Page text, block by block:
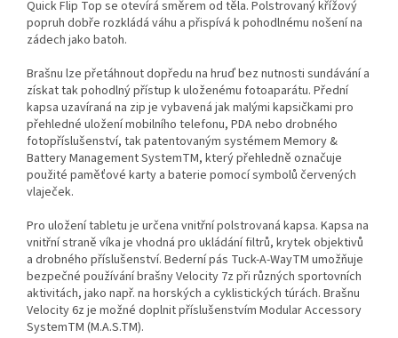
Quick Flip Top se otevírá směrem od těla. Polstrovaný křížový
popruh dobře rozkládá váhu a přispívá k pohodlnému nošení na
zádech jako batoh.
Brašnu lze přetáhnout dopředu na hruď bez nutnosti sundávání a
získat tak pohodlný přístup k uloženému fotoaparátu. Přední
kapsa uzavíraná na zip je vybavená jak malými kapsičkami pro
přehledné uložení mobilního telefonu, PDA nebo drobného
fotopříslušenství, tak patentovaným systémem Memory &
Battery Management SystemTM, který přehledně označuje
použité paměťové karty a baterie pomocí symbolů červených
vlaječek.
Pro uložení tabletu je určena vnitřní polstrovaná kapsa. Kapsa na
vnitřní straně víka je vhodná pro ukládání filtrů, krytek objektivů
a drobného příslušenství. Bederní pás Tuck-A-WayTM umožňuje
bezpečné používání brašny Velocity 7z při různých sportovních
aktivitách, jako např. na horských a cyklistických túrách. Brašnu
Velocity 6z je možné doplnit příslušenstvím Modular Accessory
SystemTM (M.A.S.TM).